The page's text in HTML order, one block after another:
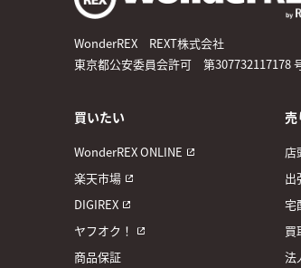
WonderREX REXT株式会社
東京都公安委員会許可 第307732117178
買いたい
WonderREX ONLINE
楽天市場
DIGIREX
ヤフオク！
商品保証
売
店
出
宅
買
法